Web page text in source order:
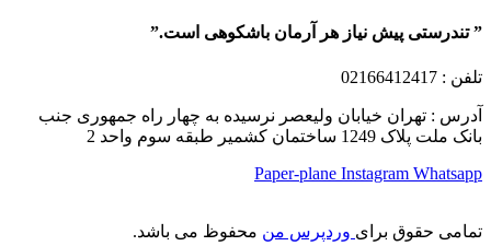
” تندرستی پیش نیاز هر آرمان باشکوهی است.”
تلفن : 02166412417
آدرس : تهران خیابان ولیعصر نرسیده به چهار راه جمهوری جنب
بانک ملت پلاک 1249 ساختمان کشمیر طبقه سوم واحد 2
Paper-plane Instagram Whatsapp
تمامی حقوق برای وردپرس من محفوظ می باشد.